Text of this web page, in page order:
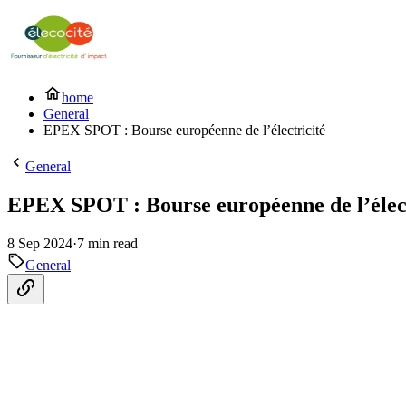
home
General
EPEX SPOT : Bourse européenne de l’électricité
General
EPEX SPOT : Bourse européenne de
8 Sep 2024·7 min read
General